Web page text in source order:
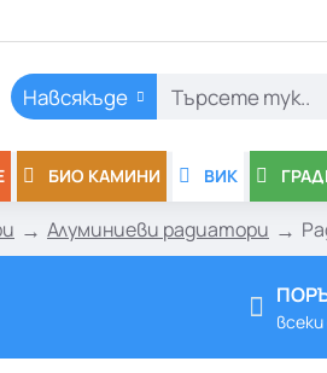
Навсякъде
Търсете
БИО КАМИНИ ВИК
Алуминиеви радиатори